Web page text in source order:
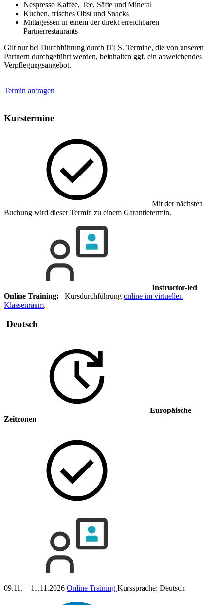
Nespresso Kaffee, Tee, Säfte und Mineral
Kuchen, frisches Obst und Snacks
Mittagessen in einem der direkt erreichbaren
Partnerrestaurants
Gilt nur bei Durchführung durch iTLS. Termine, die von unseren
Partnern durchgeführt werden, beinhalten ggf. ein abweichendes
Verpflegungsangebot.
Termin anfragen
Kurstermine
Mit der nächsten
Buchung wird dieser Termin zu einem Garantietermin.
Instructor-led
Online Training: Kursdurchführung online im virtuellen
Klassenraum.
Deutsch
Europäische
Zeitzonen
09.11. – 11.11.2026 Online Training Kurssprache: Deutsch